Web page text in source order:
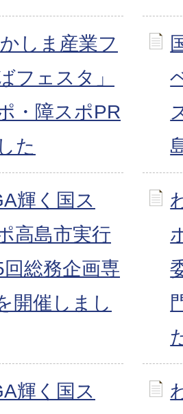
しま産業フ
フェスタ」
・障スポPR
た
輝く国ス
高島市実行
総務企画専
開催しまし
輝く国ス